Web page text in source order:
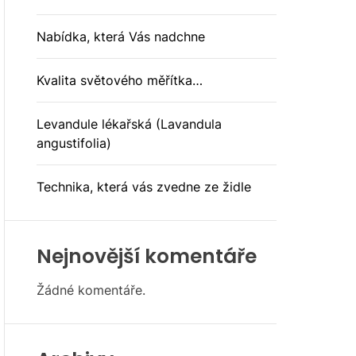
D
Nabídka, která Vás nadchne
Kvalita světového měřítka…
Levandule lékařská (Lavandula
angustifolia)
Technika, která vás zvedne ze židle
Nejnovější komentáře
Žádné komentáře.